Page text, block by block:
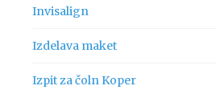
Invisalign
Izdelava maket
Izpit za čoln Koper